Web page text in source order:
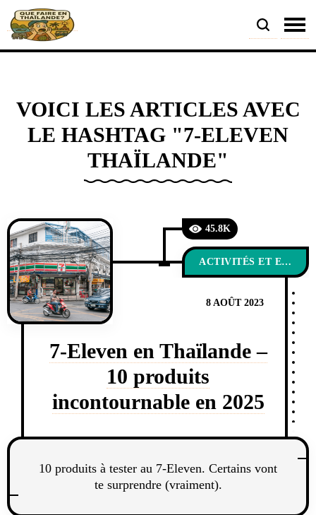
VOICI LES ARTICLES AVEC
LE HASHTAG "7-ELEVEN
THAÏLANDE"
45.8K
ACTIVITÉS ET EXPÉRIENCES
8 AOÛT 2023
7-Eleven en Thaïlande –
10 produits
incontournable en 2025
10 produits à tester au 7-Eleven. Certains vont
te surprendre (vraiment).